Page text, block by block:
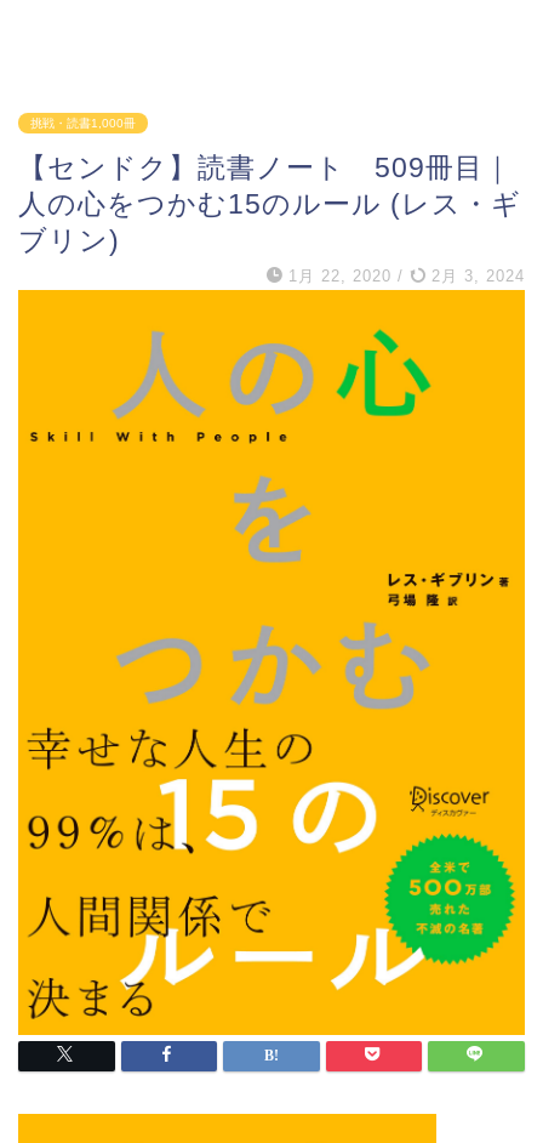
挑戦・読書1,000冊
【センドク】読書ノート 509冊目｜
人の心をつかむ15のルール (レス・ギ
ブリン)
1月 22, 2020 / 2月 3, 2024